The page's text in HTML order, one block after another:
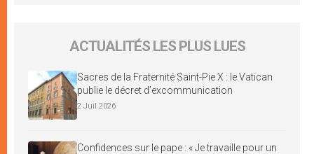
ACTUALITÉS LES PLUS LUES
Sacres de la Fraternité Saint-Pie X : le Vatican
publie le décret d’excommunication
2 Juil 2026
Confidences sur le pape : « Je travaille pour un